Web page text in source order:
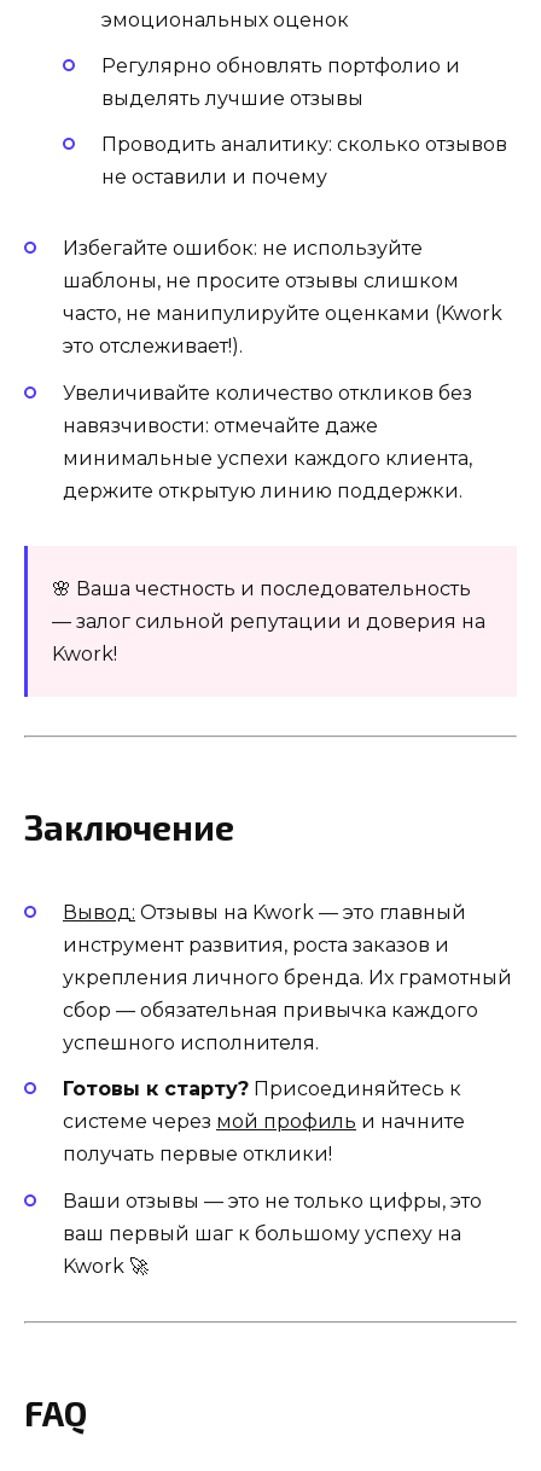
эмоциональных оценок
Регулярно обновлять портфолио и
выделять лучшие отзывы
Проводить аналитику: сколько отзывов
не оставили и почему
Избегайте ошибок: не используйте
шаблоны, не просите отзывы слишком
часто, не манипулируйте оценками (Kwork
это отслеживает!).
Увеличивайте количество откликов без
навязчивости: отмечайте даже
минимальные успехи каждого клиента,
держите открытую линию поддержки.
🌸 Ваша честность и последовательность
— залог сильной репутации и доверия на
Kwork!
Заключение
Вывод: Отзывы на Kwork — это главный
инструмент развития, роста заказов и
укрепления личного бренда. Их грамотный
сбор — обязательная привычка каждого
успешного исполнителя.
Готовы к старту? Присоединяйтесь к
системе через мой профиль и начните
получать первые отклики!
Ваши отзывы — это не только цифры, это
ваш первый шаг к большому успеху на
Kwork 🚀
FAQ